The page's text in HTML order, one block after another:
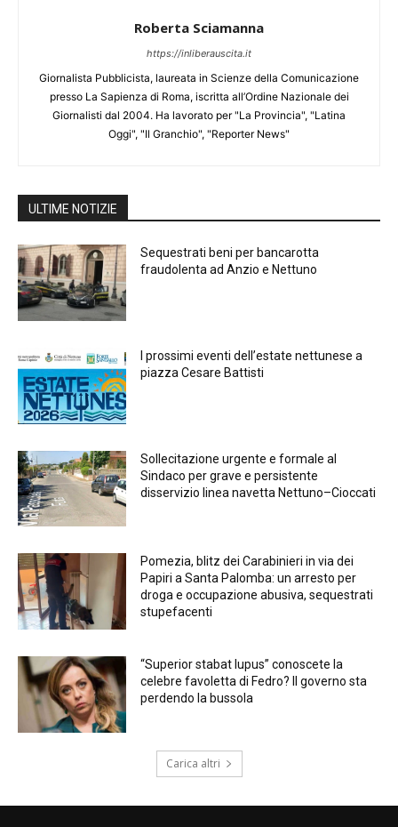
Roberta Sciamanna
https://inliberauscita.it
Giornalista Pubblicista, laureata in Scienze della Comunicazione
presso La Sapienza di Roma, iscritta all’Ordine Nazionale dei
Giornalisti dal 2004. Ha lavorato per "La Provincia", "Latina
Oggi", "Il Granchio", "Reporter News"
ULTIME NOTIZIE
Sequestrati beni per bancarotta
fraudolenta ad Anzio e Nettuno
I prossimi eventi dell’estate nettunese a
piazza Cesare Battisti
Sollecitazione urgente e formale al
Sindaco per grave e persistente
disservizio linea navetta Nettuno–Cioccati
Pomezia, blitz dei Carabinieri in via dei
Papiri a Santa Palomba: un arresto per
droga e occupazione abusiva, sequestrati
stupefacenti
“Superior stabat lupus” conoscete la
celebre favoletta di Fedro? Il governo sta
perdendo la bussola
Carica altri